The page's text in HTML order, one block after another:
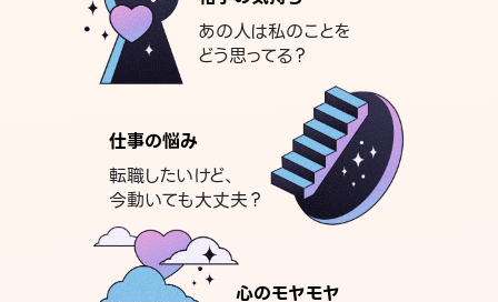
あの人は私のことを
どう思ってる？
仕事の悩み
転職したいけど、
今動いても大丈夫？
心のモヤモヤ